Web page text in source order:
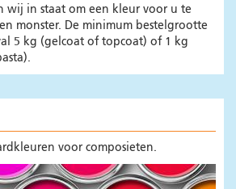
wij in staat om een kleur voor u te
monster. De minimum bestelgrootte
5 kg (gelcoat of topcoat) of 1 kg
voor composieten.